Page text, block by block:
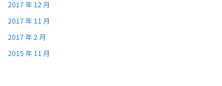
2017 年 12 月
2017 年 11 月
2017 年 2 月
2015 年 11 月